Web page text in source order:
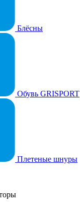
Блёсны
Обувь GRISPORT
Плетеные шнуры